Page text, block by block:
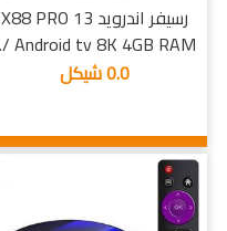
رسيفر اندرويد X88 PRO 13
Android tv 8K 4GB RAM /...
0.0 شيكل